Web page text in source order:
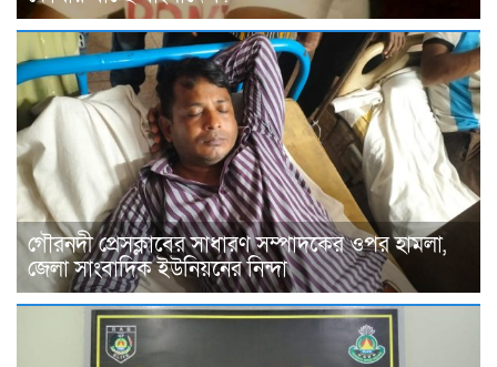
গৌরনদী প্রেসক্লাবের সাধারণ সম্পাদকের ওপর হামলা,
জেলা সাংবাদিক ইউনিয়নের নিন্দা